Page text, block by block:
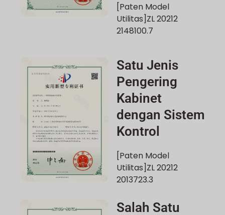
[Paten Model
Utilitas]ZL 20212
2148100.7
Satu Jenis
Pengering
Kabinet
dengan Sistem
Kontrol
[Paten Model
Utilitas]ZL 20212
2013723.3
Salah Satu